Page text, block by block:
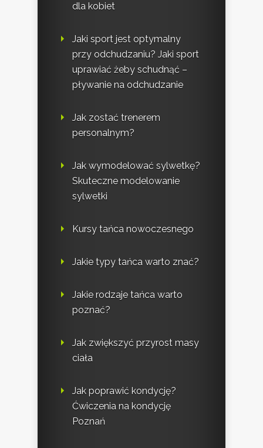
dla kobiet
Jaki sport jest optymalny
przy odchudzaniu? Jaki sport
uprawiać żeby schudnąć –
pływanie na odchudzanie
Jak zostać trenerem
personalnym?
Jak wymodelować sylwetkę?
Skuteczne modelowanie
sylwetki
Kursy tańca nowoczesnego
Jakie typy tańca warto znać?
Jakie rodzaje tańca warto
poznać?
Jak zwiększyć przyrost masy
ciała
Jak poprawić kondycję?
Ćwiczenia na kondycję
Poznań